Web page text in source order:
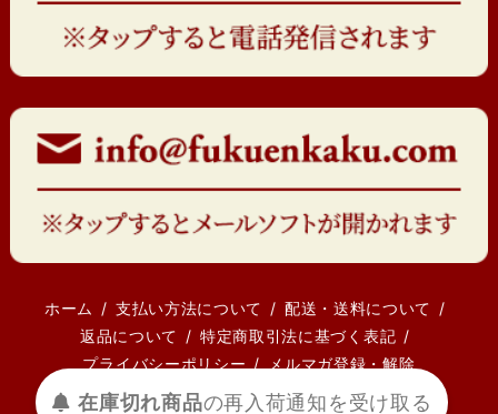
ホーム 支払い方法について
配送・送料について
返品について
特定商取引法に基づく表記
プライバシーポリシー
メルマガ登録・解除
在庫切れ商品の再入荷通知を受け取る